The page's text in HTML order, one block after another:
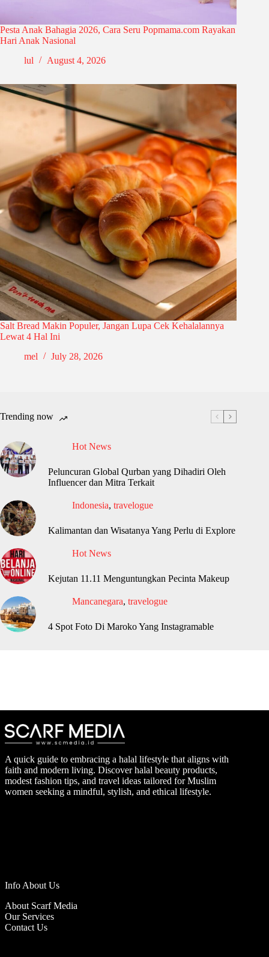
Pesta Anak Bahagia 2026, Cara Seru Popmama.com Rayakan
Hari Anak Nasional
lul
August 4, 2026
Salt Bread Makin Populer, Jangan Lupa Cek Kehalalannya
Lewat 4 Hal Ini
mel
July 28, 2026
Trending now
Hot News
Peluncuran Global Qurban yang Dihadiri Oleh
Influencer dan Mitra Terkait
Indonesia, travelogue
Kalimantan dan Wisatanya Yang Perlu di Explore
Hot News
Kejutan 11.11 Menguntungkan Pecinta Makeup
Mancanegara, travelogue
4 Spot Foto Di Maroko Yang Instagramable
A quick guide to embracing a halal lifestyle that aligns with
faith and modern living. Discover halal beauty products,
modest fashion tips, and travel ideas tailored for Muslim
women seeking a mindful, stylish, and ethical lifestyle.
Info About Us
About Scarf Media
Our Services
Contact Us